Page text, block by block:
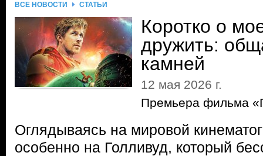
ВСЕ НОВОСТИ СТАТЬИ
Коротко о
дружить:
камней
12 мая 2026 г.
Премьера фильма
Оглядываясь на мировой
особенно на Голливуд, который